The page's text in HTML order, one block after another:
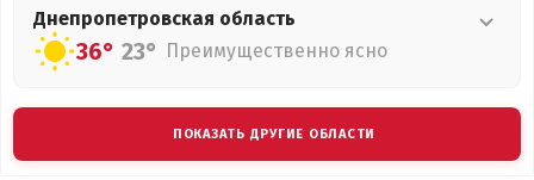
Днепропетровская область
36° 23° Преимущественно ясно
ПОКАЗАТЬ ДРУГИЕ ОБЛАСТИ